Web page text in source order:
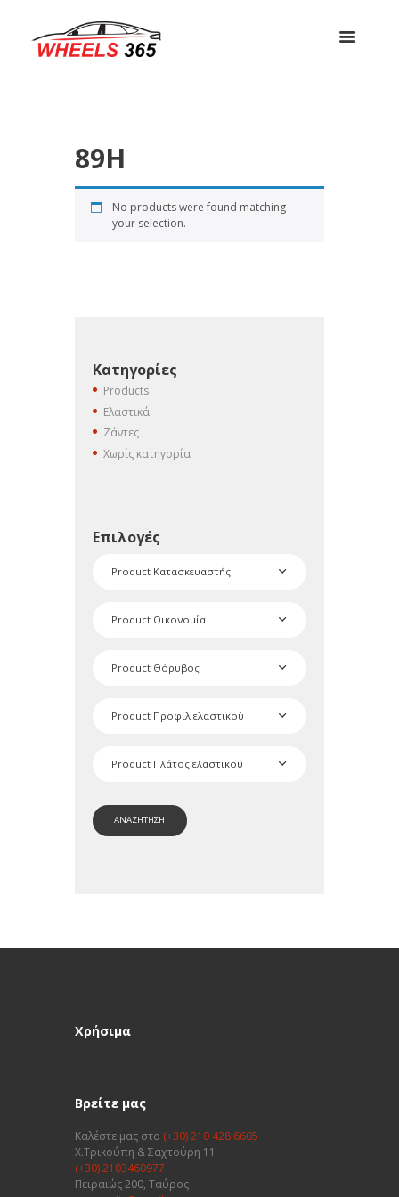
89H
No products were found matching
your selection.
Κατηγορίες
Products
Ελαστικά
Ζάντες
Χωρίς κατηγορία
Επιλογές
ΑΝΑΖΗΤΗΣΗ
Χρήσιμα
Βρείτε μας
Καλέστε μας στο (+30) 210 428 6605
Χ.Τρικούπη & Σαχτούρη 11
(+30) 2103460977
Πειραιώς 200, Ταύρος